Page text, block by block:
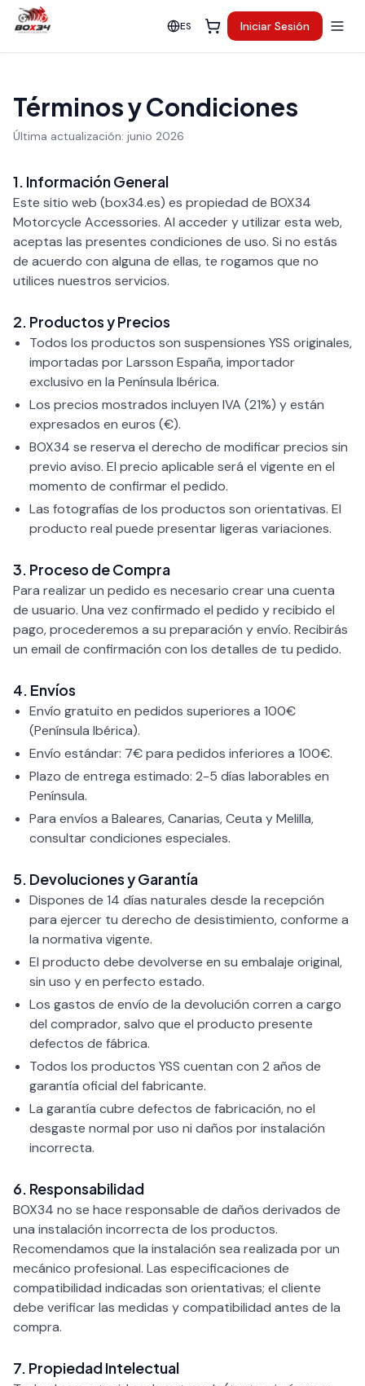
ES Iniciar Sesión
Términos y Condiciones
Última actualización: junio 2026
1. Información General
Este sitio web (box34.es) es propiedad de BOX34
Motorcycle Accessories. Al acceder y utilizar esta web,
aceptas las presentes condiciones de uso. Si no estás
de acuerdo con alguna de ellas, te rogamos que no
utilices nuestros servicios.
2. Productos y Precios
Todos los productos son suspensiones YSS originales,
importadas por Larsson España, importador
exclusivo en la Península Ibérica.
Los precios mostrados incluyen IVA (21%) y están
expresados en euros (€).
BOX34 se reserva el derecho de modificar precios sin
previo aviso. El precio aplicable será el vigente en el
momento de confirmar el pedido.
Las fotografías de los productos son orientativas. El
producto real puede presentar ligeras variaciones.
3. Proceso de Compra
Para realizar un pedido es necesario crear una cuenta
de usuario. Una vez confirmado el pedido y recibido el
pago, procederemos a su preparación y envío. Recibirás
un email de confirmación con los detalles de tu pedido.
4. Envíos
Envío gratuito en pedidos superiores a 100€
(Península Ibérica).
Envío estándar: 7€ para pedidos inferiores a 100€.
Plazo de entrega estimado: 2-5 días laborables en
Península.
Para envíos a Baleares, Canarias, Ceuta y Melilla,
consultar condiciones especiales.
5. Devoluciones y Garantía
Dispones de 14 días naturales desde la recepción
para ejercer tu derecho de desistimiento, conforme a
la normativa vigente.
El producto debe devolverse en su embalaje original,
sin uso y en perfecto estado.
Los gastos de envío de la devolución corren a cargo
del comprador, salvo que el producto presente
defectos de fábrica.
Todos los productos YSS cuentan con 2 años de
garantía oficial del fabricante.
La garantía cubre defectos de fabricación, no el
desgaste normal por uso ni daños por instalación
incorrecta.
6. Responsabilidad
BOX34 no se hace responsable de daños derivados de
una instalación incorrecta de los productos.
Recomendamos que la instalación sea realizada por un
mecánico profesional. Las especificaciones de
compatibilidad indicadas son orientativas; el cliente
debe verificar las medidas y compatibilidad antes de la
compra.
7. Propiedad Intelectual